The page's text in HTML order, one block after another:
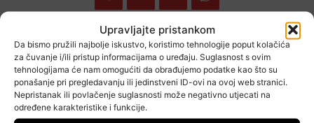
Upravljajte pristankom
Da bismo pružili najbolje iskustvo, koristimo tehnologije poput kolačića
za čuvanje i/ili pristup informacijama o uređaju. Suglasnost s ovim
tehnologijama će nam omogućiti da obrađujemo podatke kao što su
ponašanje pri pregledavanju ili jedinstveni ID-ovi na ovoj web stranici.
Nepristanak ili povlačenje suglasnosti može negativno utjecati na
određene karakteristike i funkcije.
Popularno